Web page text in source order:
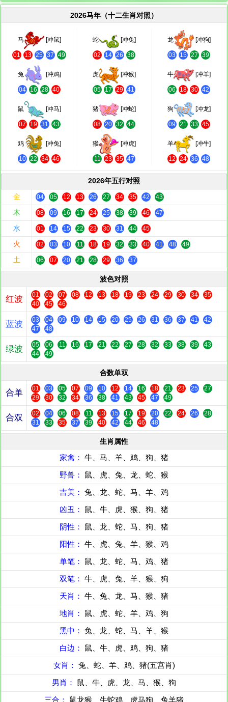
2026马年（十二生肖对照）
马 [冲鼠]
01 13 25 37 49
蛇 [冲兔]
02 14 26 38
龙 [冲狗]
03 15 27 39
兔 [冲鸡]
04 16 28 40
虎 [冲猴]
05 17 29 41
牛 [冲羊]
06 18 30 42
鼠 [冲马]
07 19 31 43
猪 [冲蛇]
08 20 32 44
狗 [冲龙]
09 21 33 45
鸡 [冲兔]
10 22 34 46
猴 [冲虎]
11 23 35 47
羊 [冲牛]
12 24 36 48
2026年五行对照
金
04 05 12 13 26 27 34 35 42 43
木 08 09 16 17 24 25 38 39 46 47
水 01 14 15 22 23 30 31 44 45
火 02 03 10 11 18 19 32 33 40 41 48 49
土 06 07 20 21 28 29 36 37
波色对照
红波 01 02 07 08 12 13 18 19 23 24 29 30 34
35
40
45 46
蓝波 03 04 09 10 14 15 20 25 26 31 36 37 41
42
47
48
绿波 05 06 11 16 17 21 22 27 28 32 33 38 39
43
44
49
合数单双
合单 01 03 05 07 09 10 12 14 16 18 21 23 25
27
29
30 32 34 36 38 41 43 45 47 49
合双 02 04 06 08 11 13 15 17 19 20 22 24 26
28
31
33 35 37 39 40 42 44 46 48
生肖属性
家禽： 牛、马、羊、鸡、狗、猪
野兽： 鼠、虎、兔、龙、蛇、猴
吉美： 兔、龙、蛇、马、羊、鸡
凶丑： 鼠、牛、虎、猴、狗、猪
阴性： 鼠、龙、蛇、马、狗、猪
阳性： 牛、虎、兔、羊、猴、鸡
单笔： 鼠、龙、蛇、马、鸡、猪
双笔： 牛、虎、兔、羊、猴、狗
天肖： 牛、兔、龙、马、猴、猪
地肖： 鼠、虎、蛇、羊、鸡、狗
黑中： 兔、龙、蛇、马、羊、猴
白边： 鼠、牛、虎、鸡、狗、猪
女肖： 兔、蛇、羊、鸡、猪(五宫肖)
男肖： 鼠、牛、虎、龙、马、猴、狗
三合： 鼠龙猴、牛蛇鸡、虎马狗、兔羊猪